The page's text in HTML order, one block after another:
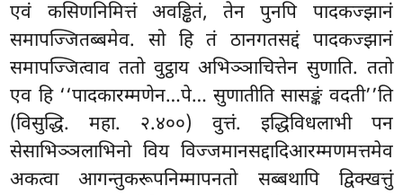
एवं कसिणनिमित्तं अवड्ढितं, तेन पुनपि पादकज्झानं
समापज्जितब्बमेव. सो हि तं ठानगतसद्दं पादकज्झानं
समापज्जित्वाव ततोवुट्ठाय अभिञ्ञाचित्तेन सुणाति. ततो
एव हि ‘‘पादकारम्मणेन…पे… सुणातीति सासङ्कं वदती’’ति
(विसुद्धि. महा. २.४००) वुत्तं. इद्धिविधलाभी पन
सेसाभिञ्ञलाभिनो विय विज्जमानसद्दादिआरम्मणमत्तमेव
अकत्वा आगन्तुकरूपनिम्मापनतो सब्बथापि द्विक्खत्तुं